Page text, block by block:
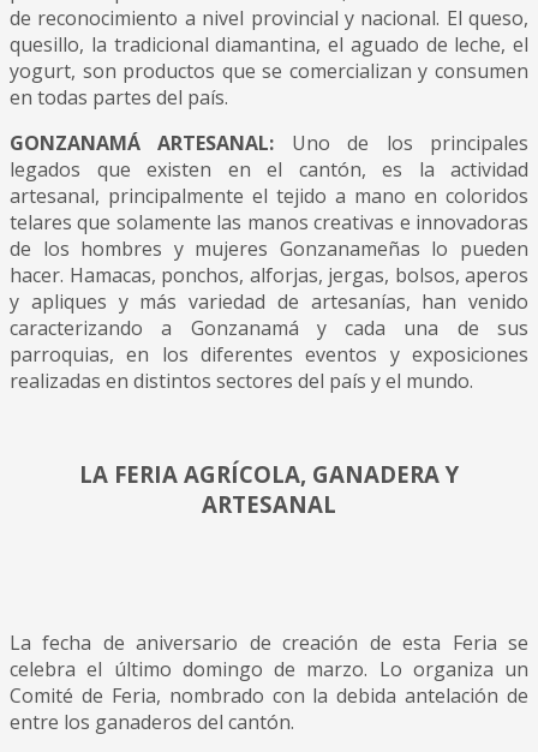
de reconocimiento a nivel provincial y nacional. El queso,
quesillo, la tradicional diamantina, el aguado de leche, el
yogurt, son productos que se comercializan y consumen
en todas partes del país.
GONZANAMÁ ARTESANAL: Uno de los principales
legados que existen en el cantón, es la actividad
artesanal, principalmente el tejido a mano en coloridos
telares que solamente las manos creativas e innovadoras
de los hombres y mujeres Gonzanameñas lo pueden
hacer. Hamacas, ponchos, alforjas, jergas, bolsos, aperos
y apliques y más variedad de artesanías, han venido
caracterizando a Gonzanamá y cada una de sus
parroquias, en los diferentes eventos y exposiciones
realizadas en distintos sectores del país y el mundo.
LA FERIA AGRÍCOLA, GANADERA Y
ARTESANAL
La fecha de aniversario de creación de esta Feria se
celebra el último domingo de marzo. Lo organiza un
Comité de Feria, nombrado con la debida antelación de
entre los ganaderos del cantón.